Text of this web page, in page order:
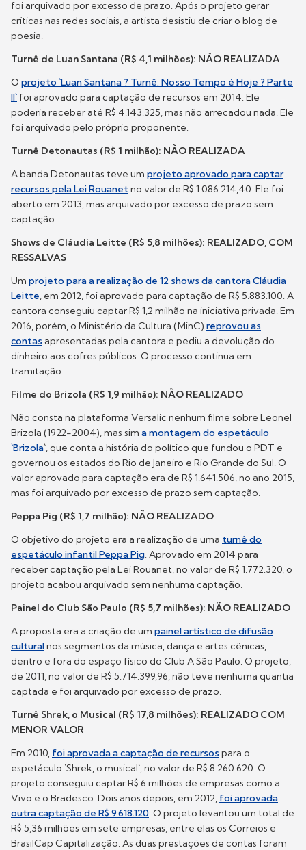
foi arquivado por excesso de prazo. Após o projeto gerar
críticas nas redes sociais, a artista desistiu de criar o blog de
poesia.
Turnê de Luan Santana (R$ 4,1 milhões): NÃO REALIZADA
O projeto `Luan Santana ? Turnê: Nosso Tempo é Hoje ? Parte
II` foi aprovado para captação de recursos em 2014. Ele
poderia receber até R$ 4.143.325, mas não arrecadou nada. Ele
foi arquivado pelo próprio proponente.
Turnê Detonautas (R$ 1 milhão): NÃO REALIZADA
A banda Detonautas teve um projeto aprovado para captar
recursos pela Lei Rouanet no valor de R$ 1.086.214,40. Ele foi
aberto em 2013, mas arquivado por excesso de prazo sem
captação.
Shows de Cláudia Leitte (R$ 5,8 milhões): REALIZADO, COM
RESSALVAS
Um projeto para a realização de 12 shows da cantora Cláudia
Leitte , em 2012, foi aprovado para captação de R$ 5.883.100. A
cantora conseguiu captar R$ 1,2 milhão na iniciativa privada. Em
2016, porém, o Ministério da Cultura (MinC) reprovou as
contas apresentadas pela cantora e pediu a devolução do
dinheiro aos cofres públicos. O processo continua em
tramitação.
Filme do Brizola (R$ 1,9 milhão): NÃO REALIZADO
Não consta na plataforma Versalic nenhum filme sobre Leonel
Brizola (1922-2004), mas sim a montagem do espetáculo
`Brizola`, que conta a história do político que fundou o PDT e
governou os estados do Rio de Janeiro e Rio Grande do Sul. O
valor aprovado para captação era de R$ 1.641.506, no ano 2015,
mas foi arquivado por excesso de prazo sem captação.
Peppa Pig (R$ 1,7 milhão): NÃO REALIZADO
O objetivo do projeto era a realização de uma turnê do
espetáculo infantil Peppa Pig . Aprovado em 2014 para
receber captação pela Lei Rouanet, no valor de R$ 1.772.320, o
projeto acabou arquivado sem nenhuma captação.
Painel do Club São Paulo (R$ 5,7 milhões): NÃO REALIZADO
A proposta era a criação de um painel artístico de difusão
culturalnos segmentos da música, dança e artes cênicas,
dentro e fora do espaço físico do Club A São Paulo. O projeto,
de 2011, no valor de R$ 5.714.399,96, não teve nenhuma quantia
captada e foi arquivado por excesso de prazo.
Turnê Shrek, o Musical (R$ 17,8 milhões): REALIZADO COM
MENOR VALOR
Em 2010, foi aprovada a captação de recursos para o
espetáculo `Shrek, o musical`, no valor de R$ 8.260.620. O
projeto conseguiu captar R$ 6 milhões de empresas como a
Vivo e o Bradesco. Dois anos depois, em 2012, foi aprovada
outra captação de R$ 9.618.120 . O projeto levantou um total de
R$ 5,36 milhões em sete empresas, entre elas os Correios e
BrasilCap Capitalização. As duas prestações de contas foram